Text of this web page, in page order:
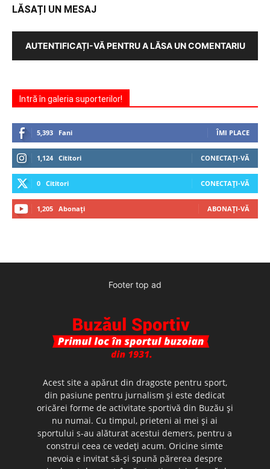
LĂSAȚI UN MESAJ
AUTENTIFICAȚI-VĂ PENTRU A LĂSA UN COMENTARIU
Intră în galeria suporterilor!
5,393 Fani ÎMI PLACE
1,124 Cititori CONECTAȚI-VĂ
0 Cititori CONECTAȚI-VĂ
1,205 Abonați ABONAȚI-VĂ
Footer top ad
Acest site a apărut din dragoste pentru sport,
din pasiune pentru jurnalism şi este dedicat
oricărei forme de activitate sportivă din Buzău şi
nu numai. Cu timpul, prieteni ai mei şi ai
sportului s-au alăturat acestui demers, pentru a
construi ceea ce vedeţi acum. Oricine simte
nevoia e invitat să-şi spună părerea despre